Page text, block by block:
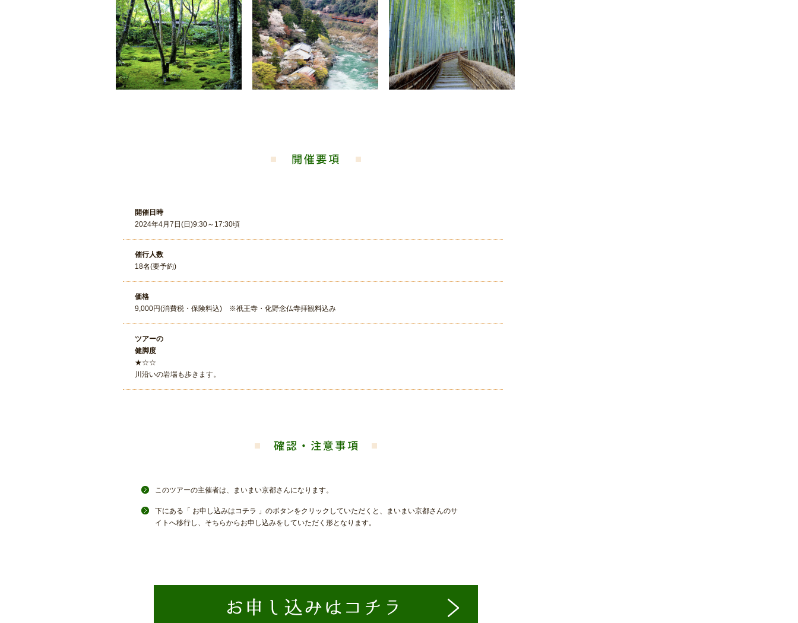
開催日時
2024年4月7日(日)9:30～17:30頃
催行人数
18名(要予約)
価格
9,000円(消費税・保険料込) ※祇王寺・化野念仏寺拝観料込み
ツアーの
健脚度
★☆☆
川沿いの岩場も歩きます。
このツアーの主催者は、まいまい京都さんになります。
下にある「 お申し込みはコチラ 」のボタンをクリックしていただくと、まいまい京都さんのサ
イトへ移行し、そちらからお申し込みをしていただく形となります。